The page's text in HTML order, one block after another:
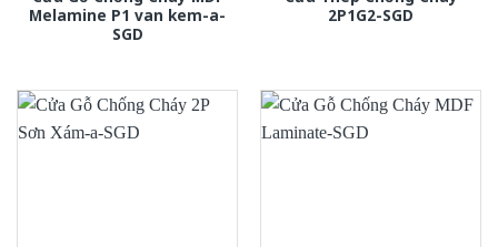
Melamine P1 van kem-a-
SGD
2P1G2-SGD